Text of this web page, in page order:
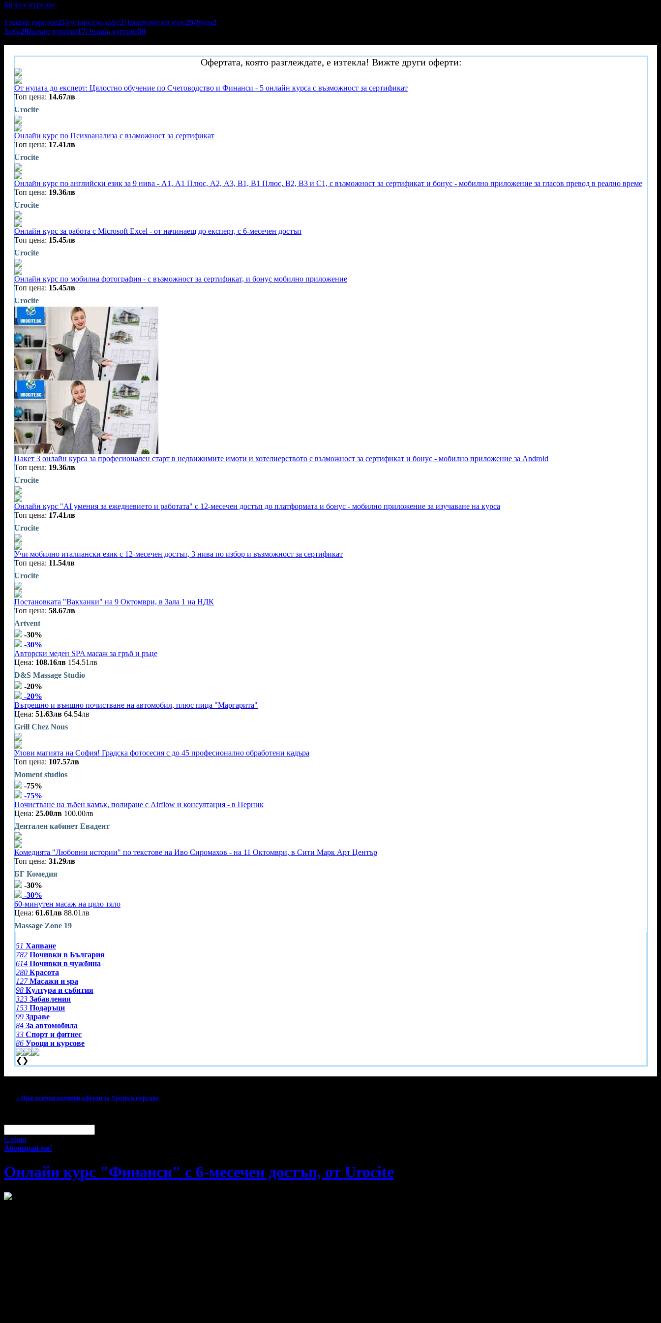
Бизнес курсове
Езикови курсове25Ученически курс2Практически курс29Други2
Хоби20Бизнес курсове17Онлайн курсове58
Офертата, която разглеждате, е изтекла! Вижте други оферти:
От нулата до експерт: Цялостно обучение по Счетоводство и Финанси - 5 онлайн курса с възможност за сертификат
Топ цена: 14.67лв
Urocite
Онлайн курс по Психоанализа с възможност за сертификат
Топ цена: 17.41лв
Urocite
Онлайн курс по английски език за 9 нива - А1, A1 Плюс, А2, А3, В1, В1 Плюс, В2, В3 и С1, с възможност за сертификат и бонус - мобилно приложение за гласов превод в реално време
Топ цена: 19.36лв
Urocite
Онлайн курс за работа с Microsoft Excel - от начинаещ до експерт, с 6-месечен достъп
Топ цена: 15.45лв
Urocite
Онлайн курс по мобилна фотография - с възможност за сертификат, и бонус мобилно приложение
Топ цена: 15.45лв
Urocite
Пакет 3 онлайн курса за професионален старт в недвижимите имоти и хотелиерството с възможност за сертификат и бонус - мобилно приложение за Android
Топ цена: 19.36лв
Urocite
Онлайн курс "AI умения за ежедневието и работата" с 12-месечен достъп до платформата и бонус - мобилно приложение за изучаване на курса
Топ цена: 17.41лв
Urocite
Учи мобилно италиански език с 12-месечен достъп, 3 нива по избор и възможност за сертификат
Топ цена: 11.54лв
Urocite
Постановката "Вакханки" на 9 Октомври, в Зала 1 на НДК
Топ цена: 58.67лв
Artvent
-30%
-30%
Авторски меден SPA масаж за гръб и ръце
Цена: 108.16лв 154.51лв
D&S Massage Studio
-20%
-20%
Вътрешно и външно почистване на автомобил, плюс пица "Маргарита"
Цена: 51.63лв 64.54лв
Grill Chez Nous
Улови магията на София! Градска фотосесия с до 45 професионално обработени кадъра
Топ цена: 107.57лв
Moment studios
-75%
-75%
Почистване на зъбен камък, полиране с Airflow и консултация - в Перник
Цена: 25.00лв 100.00лв
Дентален кабинет Евадент
Комедията "Любовни истории" по текстове на Иво Сиромахов - на 11 Октомври, в Сити Марк Арт Център
Топ цена: 31.29лв
БГ Комедия
-30%
-30%
60-минутен масаж на цяло тяло
Цена: 61.61лв 88.01лв
Massage Zone 19
51 Хапване
782 Почивки в България
614 Почивки в чужбина
280 Красота
127 Масажи и spa
98 Култура и събития
323 Забавления
153 Подаръци
99 Здраве
84 За автомобила
33 Спорт и фитнес
86 Уроци и курсове
❮ ❯
» Виж всички активни оферти за Уроци и курсове
София
Абонирай ме!
Онлайн курс "Финанси" с 6-месечен достъп, от Urocite